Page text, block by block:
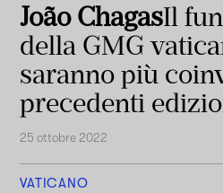
João ChagasIl
della GMG
saranno più
precedenti
25 ottobre 2022
VATICANO